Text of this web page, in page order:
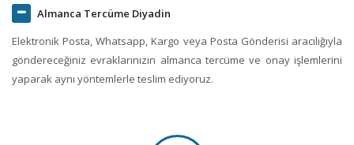
Almanca Tercüme Diyadin
Elektronik Posta, Whatsapp, Kargo veya Posta Gönderisi aracılığıyla
göndereceğiniz evraklarınızın almanca tercüme ve onay işlemlerini
yaparak aynı yöntemlerle teslim ediyoruz.